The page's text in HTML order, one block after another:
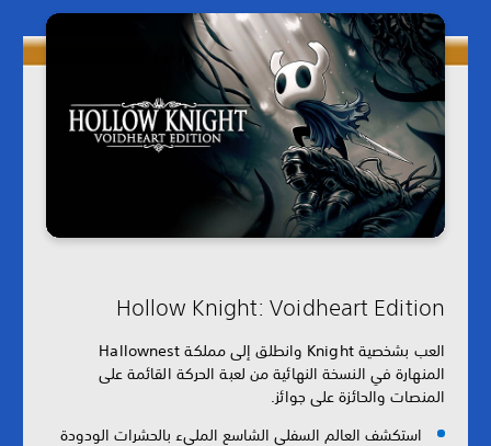
Hollow Knight: Voidheart Edition
العب بشخصية Knight وانطلق إلى مملكة Hallownest
المنهارة في النسخة النهائية من لعبة الحركة القائمة على
المنصات والحائزة على جوائز.
استكشف العالم السفلي الشاسع المليء بالحشرات الودودة